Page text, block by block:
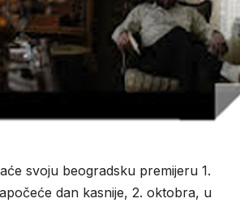
svoju beogradsku premijeru 1.
dan kasnije, 2. oktobra, u